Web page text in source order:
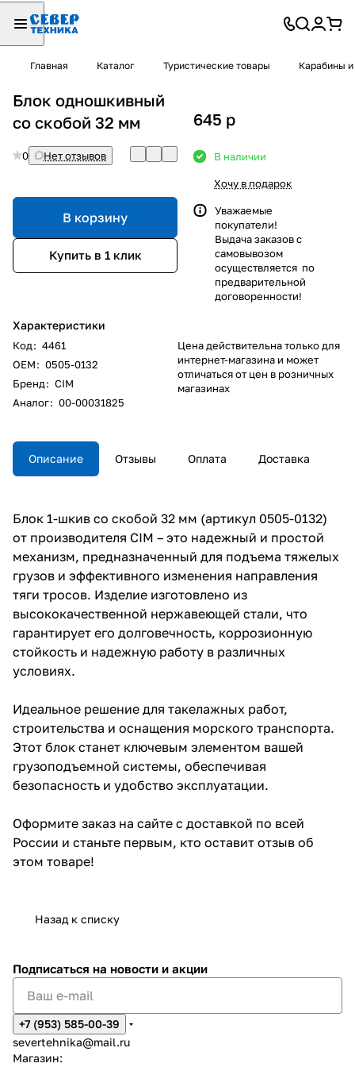
Главная Каталог Туристические товары Карабины
Блок одношкивный
со скобой 32 мм
0 Нет отзывов
В корзину
Купить в 1 клик
Характеристики
Код: 4461
ОЕM: 0505-0132
Бренд: CIM
Аналог: 00-00031825
645 p
В наличии
Хочу в подарок
Уважаемые
покупатели!
Выдача заказов с
самовывозом
осуществляется по
предварительной
договоренности!
Цена действительна только для
интернет-магазина и может
отличаться от цен в розничных
магазинах
Описание Отзывы Оплата Доставка
Блок 1-шкив со скобой 32 мм (артикул 0505-0132)
от производителя CIM – это надежный и простой
механизм, предназначенный для подъема тяжелых
грузов и эффективного изменения направления
тяги тросов. Изделие изготовлено из
высококачественной нержавеющей стали, что
гарантирует его долговечность, коррозионную
стойкость и надежную работу в различных
условиях.
Идеальное решение для такелажных работ,
строительства и оснащения морского транспорта.
Этот блок станет ключевым элементом вашей
грузоподъемной системы, обеспечивая
безопасность и удобство эксплуатации.
Оформите заказ на сайте с доставкой по всей
России и станьте первым, кто оставит отзыв об
этом товаре!
Назад к списку
Подписаться на новости и акции
+7 (953) 585-00-39
severtehnika@mail.ru
Магазин: